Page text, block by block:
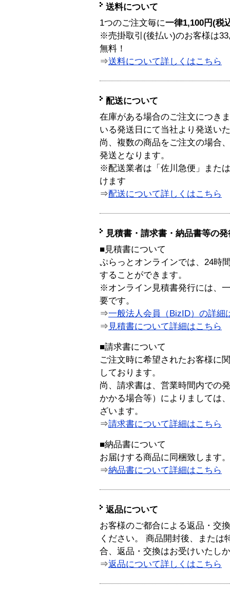
送料について
1つのご注文毎に一律1,100円(税
※売掛取引(後払い)のお客様は
無料！
⇒送料について詳しくはこちら
配送について
在庫がある場合のご注文につき
いる発送日にて当社より発送い
尚、複数の商品をご注文の場合
発送となります。
※配送業者は「佐川急便」また
けます
⇒配送について詳しくはこちら
見積書・請求書・納品書等の
■見積書について
ぷらっとオンラインでは、24時
することができます。
※オンライン見積書発行には、
要です。
⇒一般法人会員（BizID）の詳細
⇒ 見積書について詳細はこちら
■請求書について
ご注文時に希望されたお客様に
しております。
尚、請求書は、営業時間内での
かかる場合等）によりましては
ざいます。
⇒請求書について詳細はこちら
■納品書について
お届けする商品に同梱致します。
⇒納品書について詳細はこちら
返品について
お客様のご都合による返品・交
ください。 商品開封後、または
合、返品・交換はお受けいたし
⇒返品について詳しくはこちら